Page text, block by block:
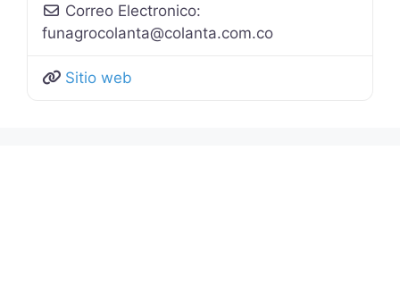
Correo Electronico:
funagrocolanta@colanta.com.co
Sitio web